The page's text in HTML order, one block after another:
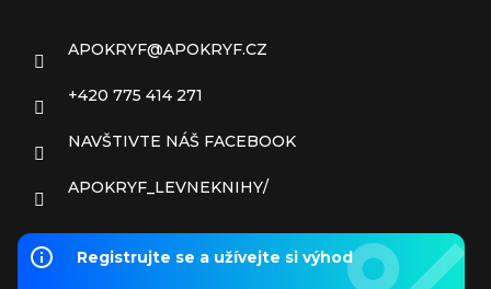
APOKRYF@APOKRYF.CZ
+420 775 414 271
NAVŠTIVTE NÁŠ FACEBOOK
APOKRYF_LEVNEKNIHY/
Registrujte se a užívejte si výhod